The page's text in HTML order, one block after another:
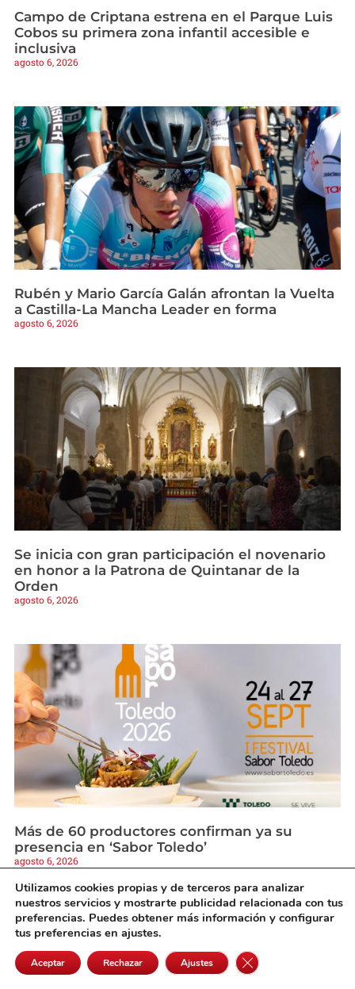
Campo de Criptana estrena en el Parque Luis
Cobos su primera zona infantil accesible e
inclusiva
agosto 6, 2026
Rubén y Mario García Galán afrontan la Vuelta
a Castilla-La Mancha Leader en forma
agosto 6, 2026
Se inicia con gran participación el novenario
en honor a la Patrona de Quintanar de la
Orden
agosto 6, 2026
Más de 60 productores confirman ya su
presencia en ‘Sabor Toledo’
agosto 6, 2026
Utilizamos cookies propias y de terceros para analizar
nuestros servicios y mostrarte publicidad relacionada con tus
preferencias. Puedes obtener más información y configurar
tus preferencias en ajustes.
Aceptar Rechazar Ajustes Cerrar el banner de